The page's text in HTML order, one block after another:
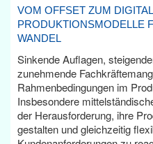
VOM OFFSET ZUM
PRODUKTIONSMODELLE
WANDEL
Sinkende Auflagen,
zunehmende
Rahmenbedingungen im
Insbesondere
der Herausforderung, ihre
gestalten und gleichzeitig